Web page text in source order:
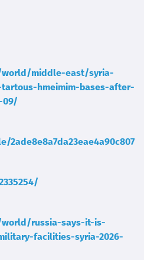
middle-east/syria-
hmeimim-bases-after-
09/
russia-says-it-is-
facilities-syria-2026-